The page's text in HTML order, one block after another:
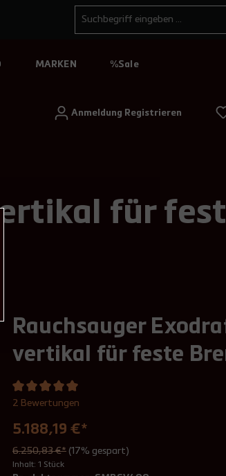
MARKEN %Sale
Anmeldung Registrieren
für
Rauchsauger
vertikal für feste
2 Bewertungen
5.188,19 €*
6.250,83 €* (17% gespart)
Inhalt: 1 Stück